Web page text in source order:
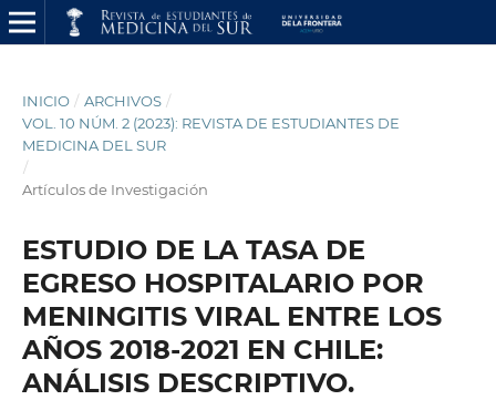
INICIO / ARCHIVOS /
VOL. 10 NÚM. 2 (2023): REVISTA DE ESTUDIANTES DE
MEDICINA DEL SUR
/
Artículos de Investigación
ESTUDIO DE LA TASA DE
EGRESO HOSPITALARIO POR
MENINGITIS VIRAL ENTRE LOS
AÑOS 2018-2021 EN CHILE:
ANÁLISIS DESCRIPTIVO.